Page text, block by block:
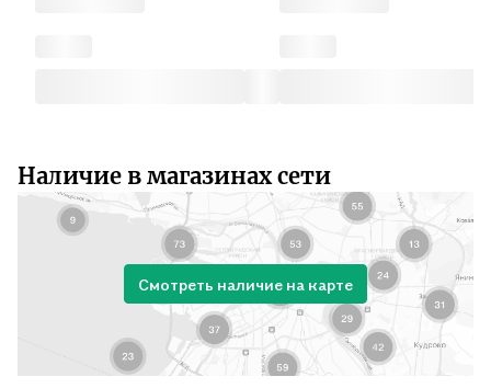
Наличие в магазинах сети
Смотреть наличие на карте